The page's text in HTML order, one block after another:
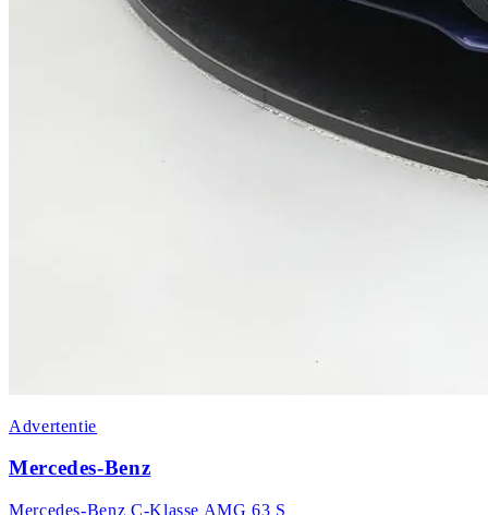
Advertentie
Mercedes-Benz
Mercedes-Benz C-Klasse AMG 63 S